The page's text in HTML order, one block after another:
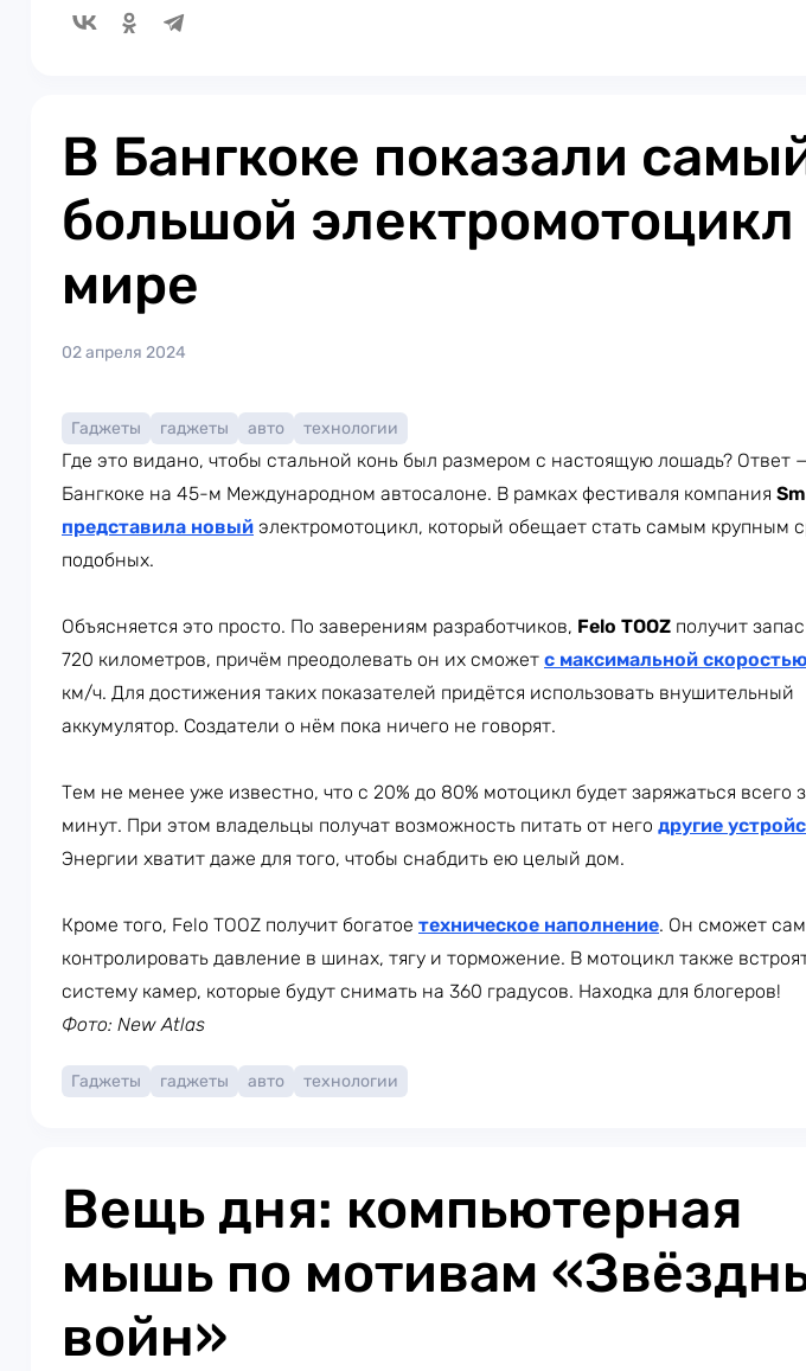
В Бангкоке показали
большой электромотоцикл
мире
02 апреля 2024
Гаджеты гаджеты авто технологии
Где это видано, чтобы стальной конь был размером с настоящую лошадь? Ответ
Бангкоке на 45-м Международном автосалоне. В рамках фестиваля компания
представила новый электромотоцикл, который обещает стать самым крупным
подобных.
Объясняется это просто. По заверениям разработчиков, Felo TOOZ получит
720 километров, причём преодолевать он их сможет с максимальной скоростью
км/ч. Для достижения таких показателей придётся использовать внушительный
аккумулятор. Создатели о нём пока ничего не говорят.
Тем не менее уже известно, что с 20% до 80% мотоцикл будет заряжаться всего
минут. При этом владельцы получат возможность питать от него другие
Энергии хватит даже для того, чтобы снабдить ею целый дом.
Кроме того, Felo TOOZ получит богатое техническое наполнение. Он сможет сам
контролировать давление в шинах, тягу и торможение. В мотоцикл также
систему камер, которые будут снимать на 360 градусов. Находка для блогеров!
Фото: New Atlas
Гаджеты гаджеты авто технологии
Вещь дня: компьютерная
мышь по мотивам
войн»